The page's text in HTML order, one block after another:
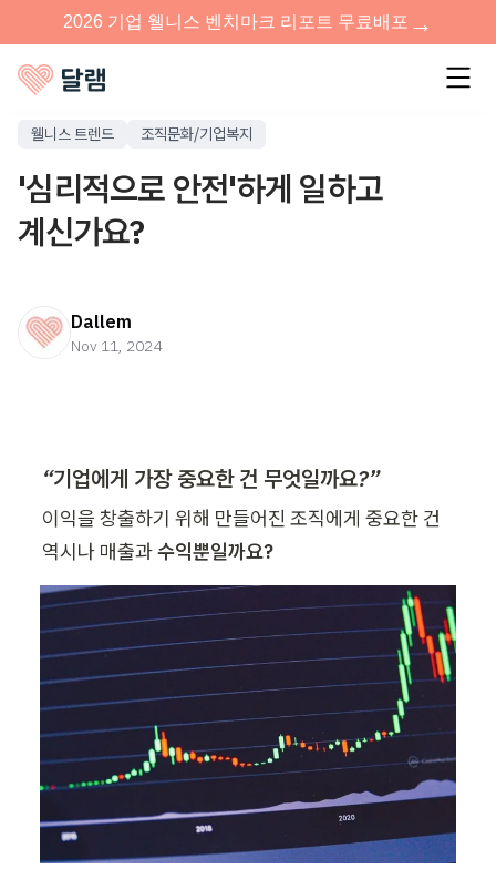
웰니스 트렌드 조직문화/기업복지
'심리적으로 안전'하게 일하고
계신가요?
Dallem
Nov 11, 2024
“기업에게 가장 중요한 건 무엇일까요?”
이익을 창출하기 위해 만들어진 조직에게 중요한 건
역시나 매출과 수익뿐일까요?